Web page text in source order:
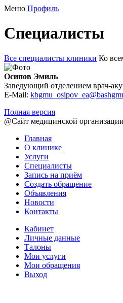
Меню Профиль
Специалисты
Все специалисты клиники Ко
Осипов Эмиль
Заведующий отделением врач-
E-Mail:
Полная версия
@Сайт медицинской организации
Главная
О клинике
Услуги
Специалисты
Запись на приём
Создать обращение
Объявления
Новости
Контакты
Кабинет
Личные данные
Талоны
Мои услуги
Мои обращения
Выход